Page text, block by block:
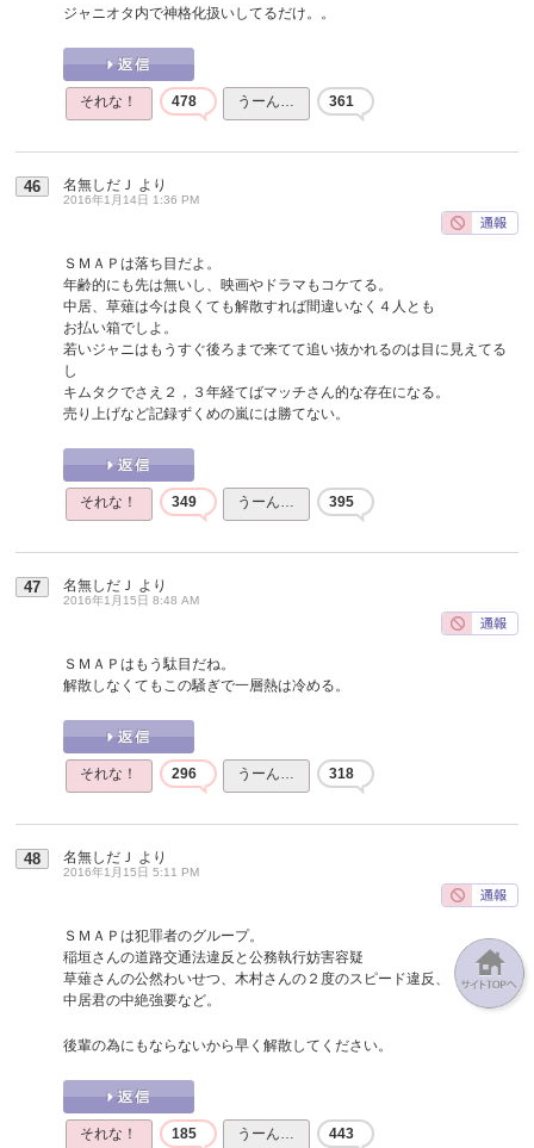
ジャニオタ内で神格化扱いしてるだけ。。
それな！ 478 うーん… 361
46 名無しだＪ より
2016年1月14日 1:36 PM
ＳＭＡＰは落ち目だよ。
年齢的にも先は無いし、映画やドラマもコケてる。
中居、草薙は今は良くても解散すれば間違いなく４人とも
お払い箱でしよ。
若いジャニはもうすぐ後ろまで来てて追い抜かれるのは目に見えてる
し
キムタクでさえ２，３年経てばマッチさん的な存在になる。
売り上げなど記録ずくめの嵐には勝てない。
それな！ 349 うーん… 395
47 名無しだＪ より
2016年1月15日 8:48 AM
ＳＭＡＰはもう駄目だね。
解散しなくてもこの騒ぎで一層熱は冷める。
それな！ 296 うーん… 318
48 名無しだＪ より
2016年1月15日 5:11 PM
ＳＭＡＰは犯罪者のグループ。
稲垣さんの道路交通法違反と公務執行妨害容疑
草薙さんの公然わいせつ、木村さんの２度のスピード違反、
中居君の中絶強要など。
後輩の為にもならないから早く解散してください。
それな！ 185 うーん… 443